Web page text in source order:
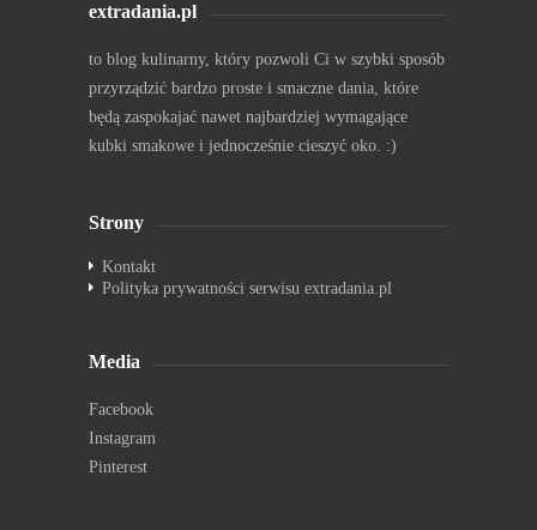
extradania.pl
to blog kulinarny, który pozwoli Ci w szybki sposób
przyrządzić bardzo proste i smaczne dania, które
będą zaspokajać nawet najbardziej wymagające
kubki smakowe i jednocześnie cieszyć oko. :)
Strony
Kontakt
Polityka prywatności serwisu extradania.pl
Media
Facebook
Instagram
Pinterest